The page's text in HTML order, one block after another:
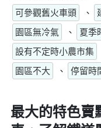
可參觀舊火車頭
、
園區無冷氣
、 夏季
設有不定時小農市集
園區不大
、 停留時
最大的特色賣